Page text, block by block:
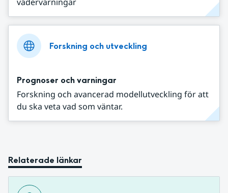
Forskning och utveckling
Prognoser och varningar
Forskning och avancerad modellutveckling för att
du ska veta vad som väntar.
Relaterade länkar